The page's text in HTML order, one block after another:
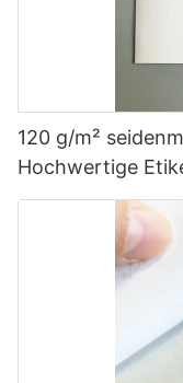
120 g/m²
Hochwertige